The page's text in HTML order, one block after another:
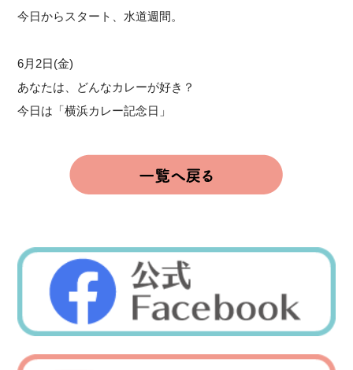
今日からスタート、水道週間。
6月2日(金)
あなたは、どんなカレーが好き？
今日は「横浜カレー記念日」